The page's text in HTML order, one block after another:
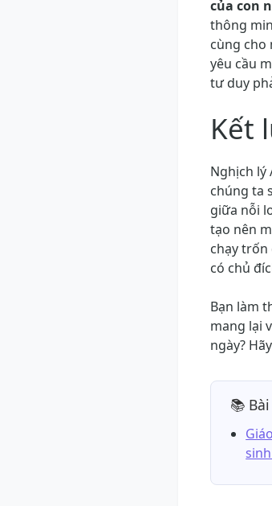
của con
thông
cùng cho
yêu cầu
tư duy
Kết
Nghịch lý
chúng ta
giữa nỗi
tạo nên
chạy trốn
có chủ
Bạn làm
mang lại
ngày?
📚